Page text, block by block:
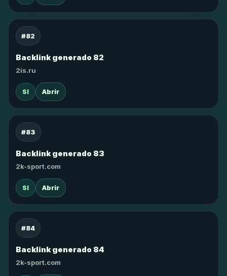
#82
Backlink generado 82
2is.ru
SI Abrir
#83
Backlink generado 83
2k-sport.com
SI Abrir
#84
Backlink generado 84
2k-sport.com